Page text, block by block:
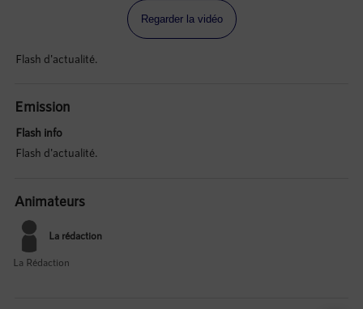
Regarder la vidéo
Flash d'actualité.
Emission
Flash info
Flash d'actualité.
Animateurs
La rédaction
La Rédaction